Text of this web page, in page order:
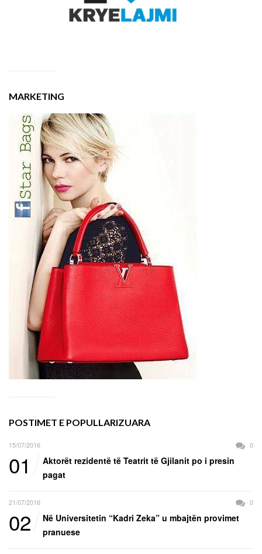
MARKETING
POSTIMET E POPULLARIZUARA
15/07/2016 0
01
Aktorët rezidentë të Teatrit të Gjilanit po i presin
pagat
21/07/2016 0
02
Në Universitetin “Kadri Zeka” u mbajtën provimet
pranuese